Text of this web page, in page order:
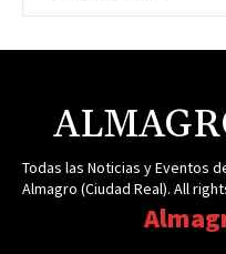
Todas las Noticias y Eventos
Almagro (Ciudad Real). All